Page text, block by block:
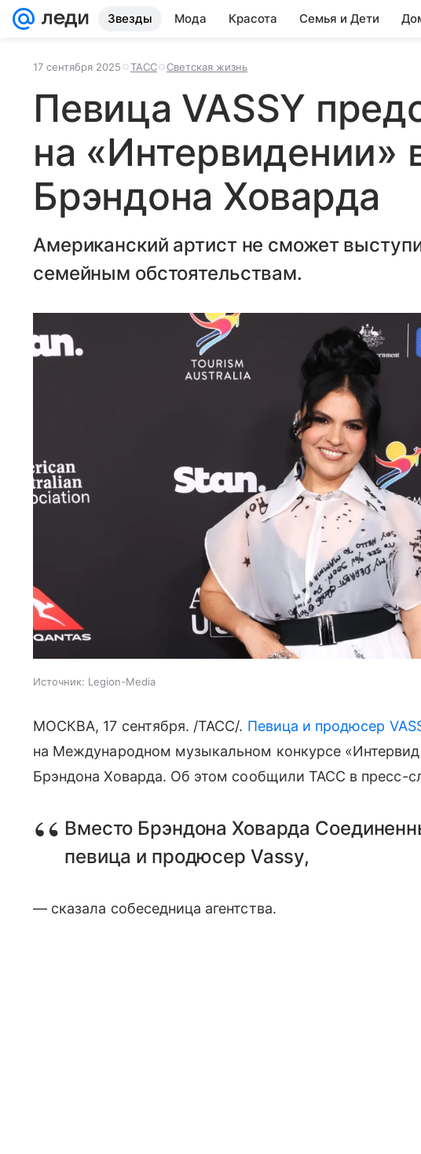
Звезды Мода Красота Семья и Дети
17 сентября 2025 ТАСС Светская жизнь
Певица VASSY
на «Интервидении»
Брэндона Ховарда
Американский артист не сможет
семейным обстоятельствам.
Источник: Legion-Media
МОСКВА, 17 сентября. /ТАСС/. Певица и продюсер
на Международном музыкальном конкурсе
Брэндона Ховарда. Об этом сообщили ТАСС в пресс-
Вместо Брэндона Ховарда
певица и продюсер Vassy,
— сказала собеседница агентства.